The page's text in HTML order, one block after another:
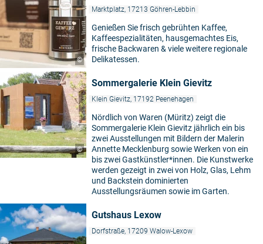
©
Marktplatz, 17213 Göhren-Lebbin
Genießen Sie frisch gebrühten Kaffee,
Kaffeespezialitäten, hausgemachtes Eis,
frische Backwaren & viele weitere regionale
Delikatessen.
©
Sommergalerie Klein Gievitz
Klein Gievitz, 17192 Peenehagen
Nördlich von Waren (Müritz) zeigt die
Sommergalerie Klein Gievitz jährlich ein bis
zwei Ausstellungen mit Bildern der Malerin
Annette Mecklenburg sowie Werken von ein
bis zwei Gastkünstler*innen. Die Kunstwerke
werden gezeigt in zwei von Holz, Glas, Lehm
und Backstein dominierten
Ausstellungsräumen sowie im Garten.
Gutshaus Lexow
Dorfstraße, 17209 Walow-Lexow